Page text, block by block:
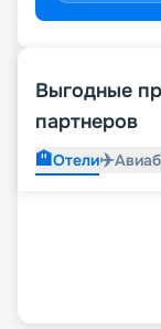
Выгодные
партнеров
🏨Отели✈️